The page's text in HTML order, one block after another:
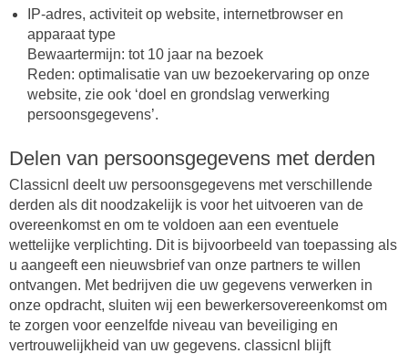
IP-adres, activiteit op website, internetbrowser en
apparaat type
Bewaartermijn: tot 10 jaar na bezoek
Reden: optimalisatie van uw bezoekervaring op onze
website, zie ook ‘doel en grondslag verwerking
persoonsgegevens’.
Delen van persoonsgegevens met derden
Classicnl deelt uw persoonsgegevens met verschillende
derden als dit noodzakelijk is voor het uitvoeren van de
overeenkomst en om te voldoen aan een eventuele
wettelijke verplichting. Dit is bijvoorbeeld van toepassing als
u aangeeft een nieuwsbrief van onze partners te willen
ontvangen. Met bedrijven die uw gegevens verwerken in
onze opdracht, sluiten wij een bewerkersovereenkomst om
te zorgen voor eenzelfde niveau van beveiliging en
vertrouwelijkheid van uw gegevens. classicnl blijft